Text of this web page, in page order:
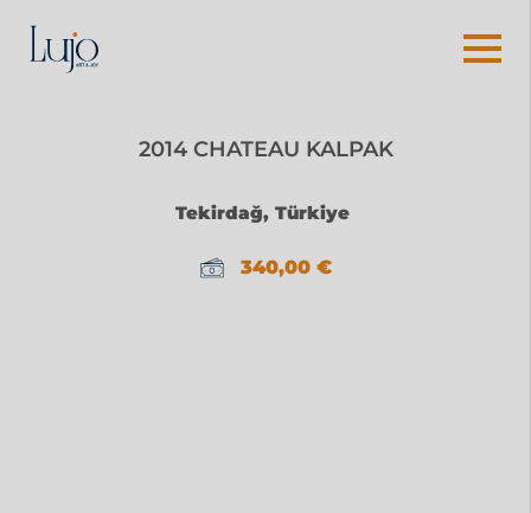
2014 CHATEAU KALPAK
Tekirdağ, Türkiye
340,00 €